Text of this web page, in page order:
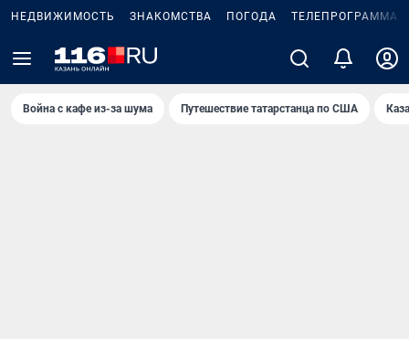
НЕДВИЖИМОСТЬ ЗНАКОМСТВА ПОГОДА ТЕЛЕПРОГРАММА
Война с кафе из-за шума Путешествие татарстанца по США